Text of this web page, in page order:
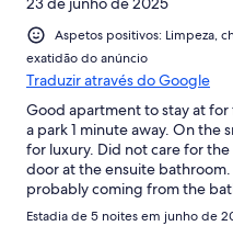
Aspetos positivos: Limpeza,
exatidão do anúncio
Traduzir através do Google
Good apartment to stay at
a park 1 minute away. On the
for luxury. Did not care for
door at the ensuite bathroom.
probably coming from the
easy to talk to and very
Estadia de 5 noites em junho de